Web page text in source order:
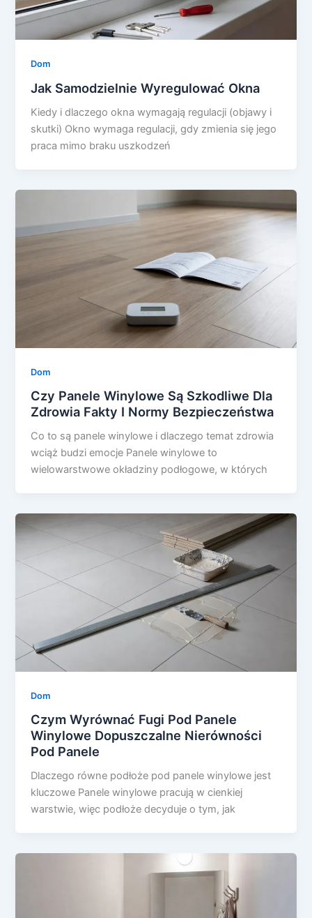
Dom
Jak Samodzielnie Wyregulować Okna
Kiedy i dlaczego okna wymagają regulacji (objawy i
skutki) Okno wymaga regulacji, gdy zmienia się jego
praca mimo braku uszkodzeń
Dom
Czy Panele Winylowe Są Szkodliwe Dla
Zdrowia Fakty I Normy Bezpieczeństwa
Co to są panele winylowe i dlaczego temat zdrowia
wciąż budzi emocje Panele winylowe to
wielowarstwowe okładziny podłogowe, w których
Dom
Czym Wyrównać Fugi Pod Panele
Winylowe Dopuszczalne Nierówności
Pod Panele
Dlaczego równe podłoże pod panele winylowe jest
kluczowe Panele winylowe pracują w cienkiej
warstwie, więc podłoże decyduje o tym, jak